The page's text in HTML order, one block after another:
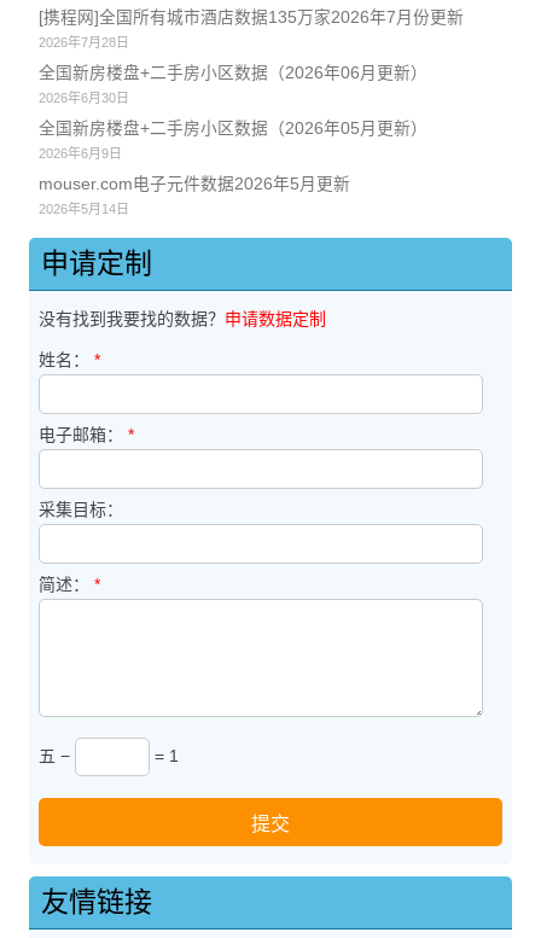
[携程网]全国所有城市酒店数据135万家2026年7月份更新
2026年7月28日
全国新房楼盘+二手房小区数据（2026年06月更新）
2026年6月30日
全国新房楼盘+二手房小区数据（2026年05月更新）
2026年6月9日
mouser.com电子元件数据2026年5月更新
2026年5月14日
申请定制
没有找到我要找的数据？ 申请数据定制
姓名： *
电子邮箱： *
采集目标：
简述： *
五 − = 1
友情链接